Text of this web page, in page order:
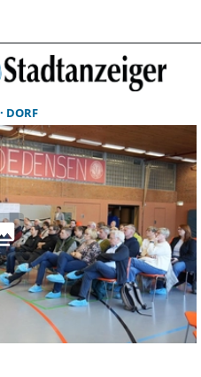
DORF